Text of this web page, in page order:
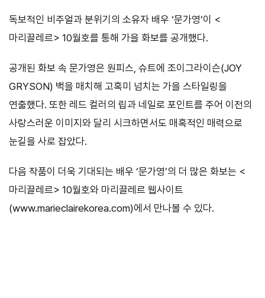
독보적인 비주얼과 분위기의 소유자 배우 ‘문가영’이 <
마리끌레르> 10월호를 통해 가을 화보를 공개했다.
공개된 화보 속 문가영은 원피스, 슈트에 조이그라이슨(JOY
GRYSON) 백을 매치해 고혹미 넘치는 가을 스타일링을
연출했다. 또한 레드 컬러의 립과 네일로 포인트를 주어 이전의
사랑스러운 이미지와 달리 시크하면서도 매혹적인 매력으로
눈길을 사로 잡았다.
다음 작품이 더욱 기대되는 배우 ‘문가영’의 더 많은 화보는 <
마리끌레르> 10월호와 마리끌레르 웹사이트
(www.marieclairekorea.com)에서 만나볼 수 있다.